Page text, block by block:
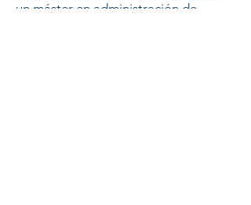
un máster en administración de